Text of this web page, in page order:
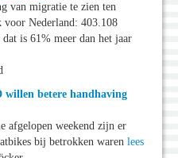
van migratie te zien ten
Nederland: 403.108
is 61% meer dan het jaar
willen betere handhaving
afgelopen weekend zijn er
bij betrokken waren lees